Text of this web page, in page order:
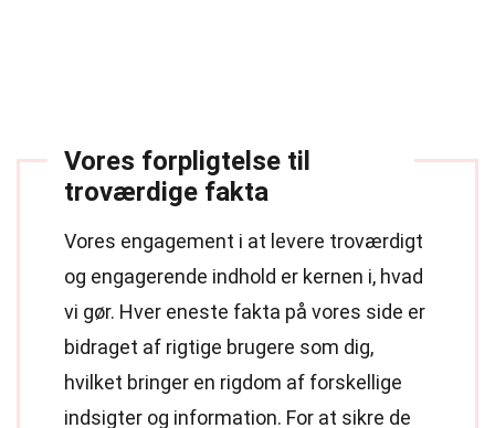
Vores forpligtelse til
troværdige fakta
Vores engagement i at levere troværdigt
og engagerende indhold er kernen i, hvad
vi gør. Hver eneste fakta på vores side er
bidraget af rigtige brugere som dig,
hvilket bringer en rigdom af forskellige
indsigter og information. For at sikre de